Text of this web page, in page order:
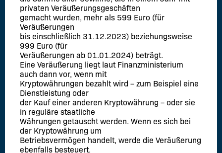
privaten Veräußerungsgeschäften
gemacht wurden, mehr als 599 Euro (für
Veräußerungen
bis einschließlich 31.12.2023) beziehungsweise
999 Euro (für
Veräußerungen ab 01.01.2024) beträgt.
Eine Veräußerung liegt laut Finanzministerium
auch dann vor, wenn mit
Kryptowährungen bezahlt wird – zum Beispiel eine
Dienstleistung oder
der Kauf einer anderen Kryptowährung – oder sie
in reguläre staatliche
Währungen getauscht werden. Wenn es sich bei
der Kryptowährung um
Betriebsvermögen handelt, werde die Veräußerung
ebenfalls besteuert.